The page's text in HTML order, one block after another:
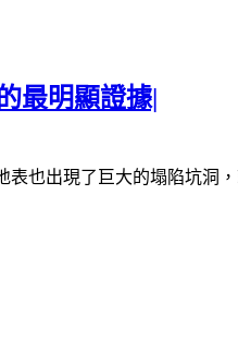
最明顯證據|
也出現了巨大的塌陷坑洞